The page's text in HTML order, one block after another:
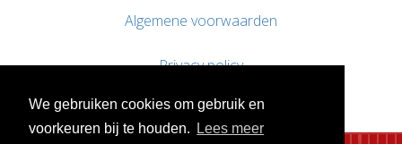
We gebruiken cookies om gebruik en
voorkeuren bij te houden.
Lees meer
Algemene voorwaarden
Privacy policy
Contact / Support